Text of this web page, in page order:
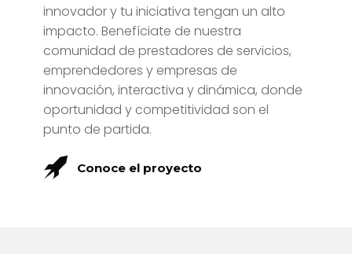
innovador y tu iniciativa tengan un alto
impacto. Benefíciate de nuestra
comunidad de prestadores de servicios,
emprendedores y empresas de
innovación, interactiva y dinámica, donde
oportunidad y competitividad son el
punto de partida.
Conoce el proyecto